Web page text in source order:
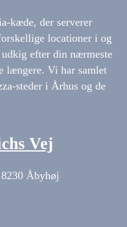
kæde, der serverer
locationer i og
efter din nærmeste
længere. Vi har samlet
steder i Århus og de
Vej
Åbyhøj